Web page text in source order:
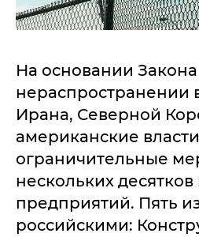
На основании
нераспространении
Ирана, Северной
американские
ограничительные
нескольких
предприятий. Пять
российскими: